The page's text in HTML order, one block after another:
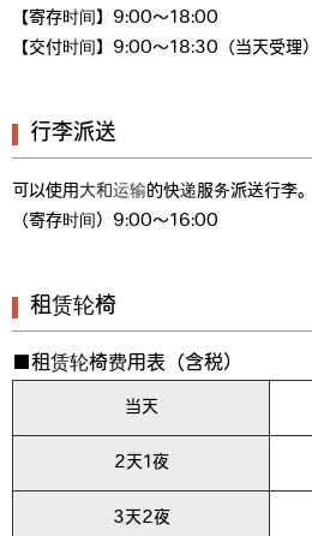
【寄存时间】9:00～18:00
【交付时间】9:00～18:30（当天受理）
行李派送
可以使用 大和运输的快递服务派送行李。
（寄存时间）9:00～16:00
租赁轮椅
■租赁轮椅费用表（含税）
当天
2天1夜
3天2夜